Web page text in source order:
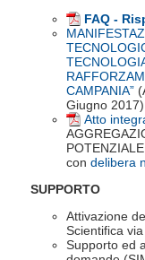
FAQ -
CAMPANIA”
Giugno 2017)
Atto
con delibera
SUPPORTO
Attivazione
Scientifica
Supporto ed